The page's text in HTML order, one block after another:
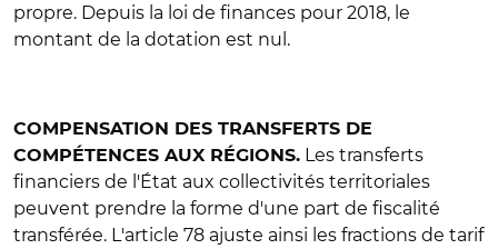
propre. Depuis la loi de finances pour 2018, le
montant de la dotation est nul.
COMPENSATION DES TRANSFERTS DE
COMPÉTENCES AUX RÉGIONS. Les transferts
financiers de l'État aux collectivités territoriales
peuvent prendre la forme d'une part de fiscalité
transférée. L'article 78 ajuste ainsi les fractions de tarif